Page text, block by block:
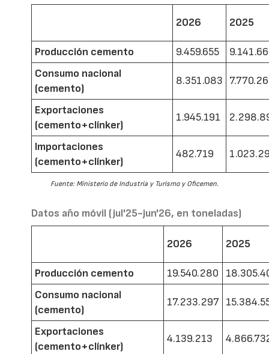
2026 2025
Producción cemento 9.459.655
Consumo nacional
(cemento)
8.351.083
Exportaciones
(cemento+clínker)
1.945.191
Importaciones
(cemento+clínker)
482.719
Fuente: Ministerio de Industria y Turismo y Oficemen.
Datos año móvil (jul'25-jun'26, en toneladas)
2026 2025
Producción cemento 19.540.280
Consumo nacional
(cemento)
17.233.297
Exportaciones
(cemento+clínker)
4.139.213